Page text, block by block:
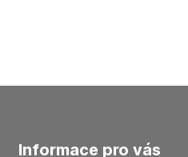
informace pro vás